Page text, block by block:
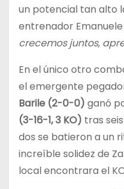
un potencial tan alto
entrenador
crecemos juntos,
En el único otro
el emergente
Barile (2-0-0) ganó
(3-16-1, 3 KO) tras
dos se batieron a un
increíble solidez de
local encontrara el